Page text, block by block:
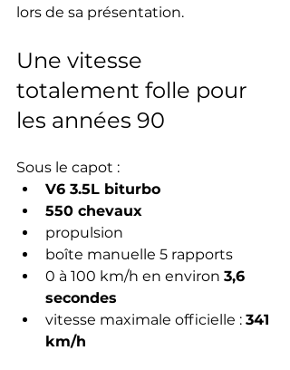
lors de sa présentation.
Une vitesse
totalement folle pour
les années 90
Sous le capot :
V6 3.5L biturbo
550 chevaux
propulsion
boîte manuelle 5 rapports
0 à 100 km/h en environ 3,6
secondes
vitesse maximale officielle : 341
km/h